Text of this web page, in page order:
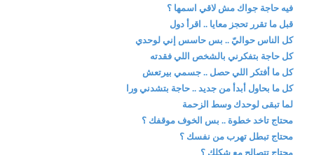
فيه حاجة جواك مش لاقي اسمها ؟
قبل ما تقرر تحجز معايا .. اقرأ دول
كل الناس حواليّ .. بس حاسس إني لوحدي
كل حاجة بتفكرني بالشخص اللي فقدته
كل ما أفتكر اللي حصل .. جسمي بيرتعش
كل ما بحاول أبدأ من جديد .. حاجة بتشدني ورا
لما تبقى لوحدك وسط الزحمة
محتاج تاخد خطوة .. بس الخوف موقفك ؟
محتاج تبطل تهرب من نفسك ؟
محتاج تتصالح مع شكلك ؟